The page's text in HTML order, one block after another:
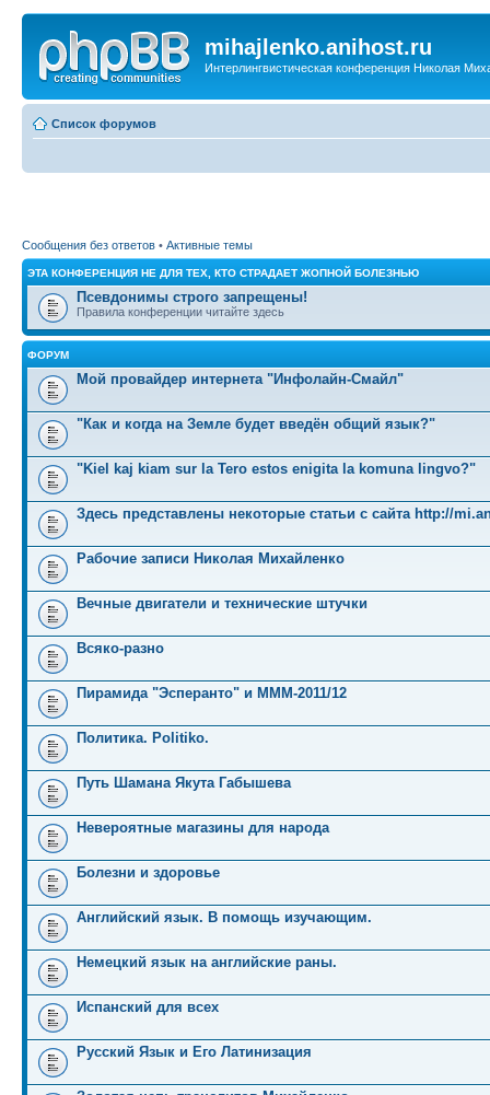
mihajlenko.anihost.ru
Интерлингвистическая конференция Николая
Список форумов
Сообщения без ответов • Активные темы
ЭТА КОНФЕРЕНЦИЯ НЕ ДЛЯ ТЕХ, КТО СТРАДАЕТ ЖОПНОЙ БОЛЕЗНЬЮ
Псевдонимы строго запрещены!
Правила конференции читайте здесь
ФОРУМ
Мой провайдер интернета "Инфолайн-Смайл"
"Как и когда на Земле будет введён общий язык?"
"Kiel kaj kiam sur la Tero estos enigita la komuna lingvo?"
Здесь представлены некоторые статьи с сайта http://
Рабочие записи Николая Михайленко
Вечные двигатели и технические штучки
Всяко-разно
Пирамида "Эсперанто" и MMM-2011/12
Политика. Politiko.
Путь Шамана Якута Габышева
Невероятные магазины для народа
Болезни и здоровье
Английский язык. В помощь изучающим.
Немецкий язык на английские раны.
Испанский для всех
Русский Язык и Его Латинизация